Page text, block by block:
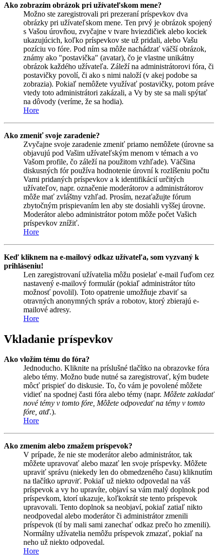
Ako zobrazím obrázok pri užívateľskom mene?
Možno ste zaregistrovali pri prezeraní príspevkov dva
obrázky pri užívateľskom mene. Ten prvý je obrázok spojený
s Vašou úrovňou, zvyčajne v tvare hviezdičiek alebo kociek
ukazujúcich, koľko príspevkov ste už pridali, alebo Vašu
pozíciu vo fóre. Pod ním sa môže nachádzať väčší obrázok,
známy ako "postavička" (avatar), čo je vlastne unikátny
obrázok každého užívateľa. Záleží na administrátorovi fóra, či
postavičky povolí, či ako s nimi naloží (v akej podobe sa
zobrazia). Pokiaľ nemôžete využívať postavičky, potom práve
vtedy toto administrátori zakázali, a Vy by ste sa mali spýtať
na dôvody (veríme, že sa hodia).
Hore
Ako zmeniť svoje zaradenie?
Zvyčajne svoje zaradenie zmeniť priamo nemôžete (úrovne sa
objavujú pod Vašim užívateľským menom v témach a vo
Vašom profile, čo záleží na použitom vzhľade). Väčšina
diskusných fór používa hodnotenie úrovní k rozlíšeniu počtu
Vami pridaných príspevkov a k identifikácií určitých
užívateľov, napr. označenie moderátorov a administrátorov
môže mať zvláštny vzhľad. Prosím, nezaťažujte fórum
zbytočným prispievaním len aby ste dosiahli vyššej úrovne.
Moderátor alebo administrátor potom môže počet Vašich
príspevkov znížiť.
Hore
Keď kliknem na e-mailový odkaz užívateľa, som vyzvaný k
prihláseniu!
Len zaregistrovaní užívatelia môžu posielať e-mail ľuďom cez
nastavený e-mailový formulár (pokiaľ administrátor túto
možnosť povolil). Toto opatrenie umožňuje zbaviť sa
otravných anonymných správ a robotov, ktorý zbierajú e-
mailové adresy.
Hore
Vkladanie príspevkov
Ako vložím tému do fóra?
Jednoducho. Kliknite na príslušné tlačítko na obrazovke fóra
alebo témy. Možno bude nutné sa zaregistrovať, kým budete
môcť prispieť do diskusie. To, čo vám je povolené môžete
vidieť na spodnej časti fóra alebo témy (napr. Môžete zakladať
nové témy v tomto fóre, Môžete odpovedať na témy v tomto
fóre, atď.).
Hore
Ako zmením alebo zmažem príspevok?
V prípade, že nie ste moderátor alebo administrátor, tak
môžete upravovať alebo mazať len svoje príspevky. Môžete
upraviť správu (niekedy len do obmedzeného času) kliknutím
na tlačítko upraviť. Pokiaľ už niekto odpovedal na váš
príspevok a vy ho upravíte, objaví sa vám malý doplnok pod
príspevkom, ktorí ukazuje, koľkokrát ste tento príspevok
upravovali. Tento doplnok sa neobjaví, pokiaľ zatiaľ nikto
neodpovedal alebo moderátor či administrátor zmenili
príspevok (tí by mali sami zanechať odkaz prečo ho zmenili).
Normálny užívatelia nemôžu príspevok zmazať, pokiaľ na
neho už niekto odpovedal.
Hore